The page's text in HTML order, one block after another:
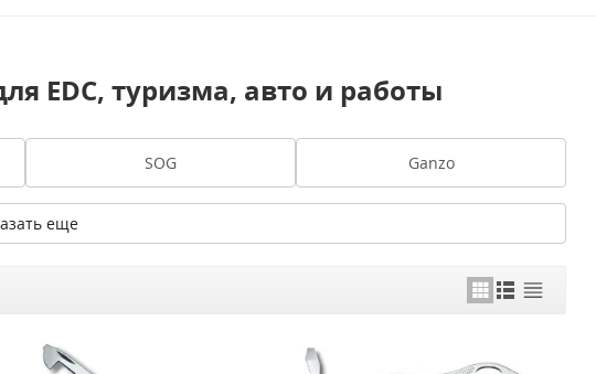
EDC, туризма, авто и работы
SOG Ganzo
еще